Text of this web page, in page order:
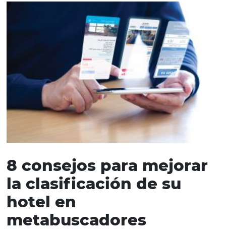
evaluaciones puntuadas de 5. En términos de
evaluaciones más nuevas son más valiosas que las
Esto se tiene en cuenta porque representan una
más actualizada sobre el alojamiento en cuestión.
tema de atención! Las calificaciones positivas y
tendrán un mayor peso en la calificación si son
Entonces, si tiene los comentarios malos más recientes
comentarios buenos más antiguos, solo contarán los
último, cuanto mayor sea la cantidad de feedbacks,
capaz de comprender si la experiencia en ese hotel
pena o no. Como este es el objetivo principal de los
para la clasificación. Ahora que comprende cómo se
evaluación, pasemos a nuestro tema principal: ¡cómo